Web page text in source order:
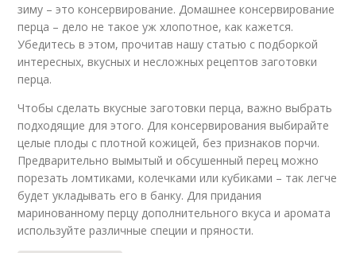
зиму – это консервирование. Домашнее консервирование
перца – дело не такое уж хлопотное, как кажется.
Убедитесь в этом, прочитав нашу статью с подборкой
интересных, вкусных и несложных рецептов заготовки
перца.
Чтобы сделать вкусные заготовки перца, важно выбрать
подходящие для этого. Для консервирования выбирайте
целые плоды с плотной кожицей, без признаков порчи.
Предварительно вымытый и обсушенный перец можно
порезать ломтиками, колечками или кубиками – так легче
будет укладывать его в банку. Для придания
маринованному перцу дополнительного вкуса и аромата
используйте различные специи и пряности.